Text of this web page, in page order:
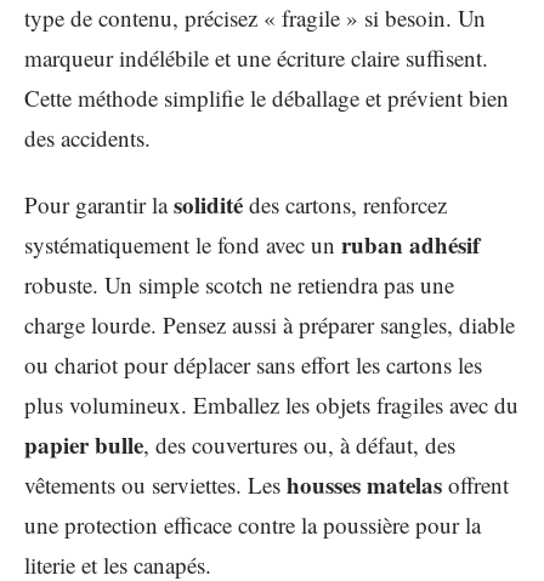
type de contenu, précisez « fragile » si besoin. Un
marqueur indélébile et une écriture claire suffisent.
Cette méthode simplifie le déballage et prévient bien
des accidents.
Pour garantir lasolidité des cartons, renforcez
systématiquement le fond avec un ruban adhésif
robuste. Un simple scotch ne retiendra pas une
charge lourde. Pensez aussi à préparer sangles, diable
ou chariot pour déplacer sans effort les cartons les
plus volumineux. Emballez les objets fragiles avec du
papier bulle, des couvertures ou, à défaut, des
vêtements ou serviettes. Les housses matelas offrent
une protection efficace contre la poussière pour la
literie et les canapés.